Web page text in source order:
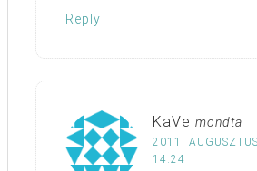
Reply
KaVe mondta
2011.
14:24